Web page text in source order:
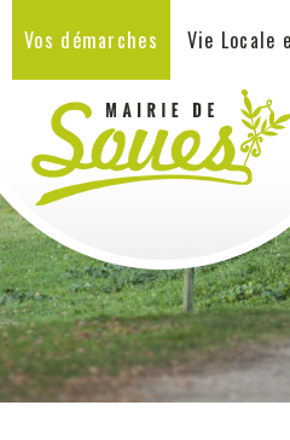
Vos démarches Vie Locale